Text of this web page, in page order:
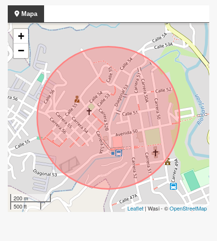
Mapa
+
−
200 m
500 ft
Leaflet| Wasi - ©OpenStreetMap